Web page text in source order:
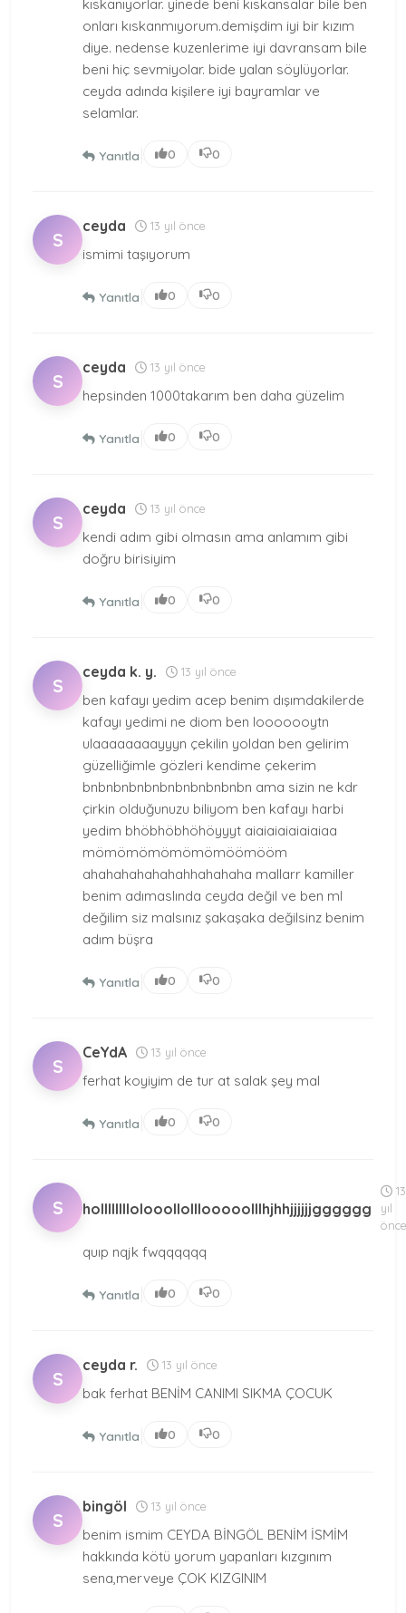
kıskanıyorlar. yinede beni kıskansalar bile ben
onları kıskanmıyorum.demişdim iyi bir kızım
diye. nedense kuzenlerime iyi davransam bile
beni hiç sevmiyolar. bide yalan söylüyorlar.
ceyda adında kişilere iyi bayramlar ve
selamlar.
Yanıtla 0 0
S
ceyda 13 yıl önce
ismimi taşıyorum
Yanıtla 0 0
S
ceyda 13 yıl önce
hepsinden 1000takarım ben daha güzelim
Yanıtla 0 0
S
ceyda 13 yıl önce
kendi adım gibi olmasın ama anlamım gibi
doğru birisiyim
Yanıtla 0 0
S
ceyda k. y. 13 yıl önce
ben kafayı yedim acep benim dışımdakilerde
kafayı yedimi ne diom ben looooooytn
ulaaaaaaaayyyn çekilin yoldan ben gelirim
güzelliğimle gözleri kendime çekerim
bnbnbnbnbnbnbnbnbnbnbn ama sizin ne kdr
çirkin olduğunuzu biliyom ben kafayı harbi
yedim bhöbhöbhöhöyyyt aiaiaiaiaiaiaiaa
mömömömömömömöömööm
ahahahahahahahhahahaha mallarr kamiller
benim adımaslında ceyda değil ve ben ml
değilim siz malsınız şakaşaka değilsinz benim
adım büşra
Yanıtla 0 0
S
CeYdA 13 yıl önce
ferhat koyiyim de tur at salak şey mal
Yanıtla 0 0
S hollllllllolooollolllooooolllhjhhjjjjjjgggggg
13
yıl
önce
quıp nqjk fwqqqqqq
Yanıtla 0 0
S
ceyda r. 13 yıl önce
bak ferhat BENİM CANIMI SIKMA ÇOCUK
Yanıtla 0 0
S
bingöl 13 yıl önce
benim ismim CEYDA BİNGÖL BENİM İSMİM
hakkında kötü yorum yapanları kızgınım
sena,merveye ÇOK KIZGINIM